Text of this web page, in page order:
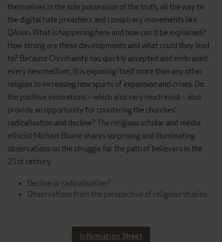
themselves in the sole possession of the truth, all the way to
the digital hate preachers and conspiracy movements like
QAnon. What is happening here and how can it be explained?
How strong are these developments and what could they lead
to? Because Christianity has quickly accepted and embraced
every new medium, it is exposing itself more than any other
religion to increasing new spurts of expansion and crises. Do
the positive innovations – which also very much exist – also
provide an opportunity for countering the churches'
radicalisation and decline? The religious scholar and media
ethicist Michael Blume shares surprising and illuminating
observations on the struggle for the path of believers in the
21st century.
Decline or radicalisation?
Observations from the perspective of religious studies
Information Sheet